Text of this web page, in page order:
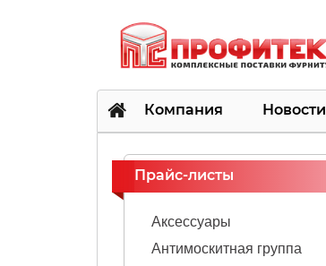
Компания Новости
Прайс-листы
Аксессуары
Антимоскитная группа